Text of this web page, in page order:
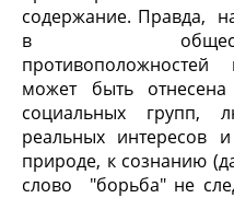
содержание. Правда,
в
может быть
социальных групп,
реальных интересов
природе, к сознанию
слово "борьба" не